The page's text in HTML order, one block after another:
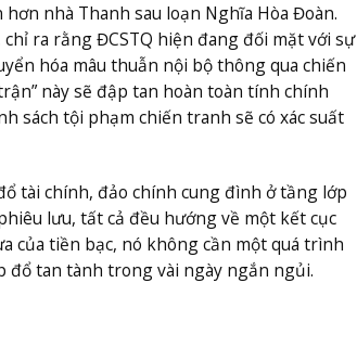
nhà Thanh sau loạn Nghĩa Hòa Đoàn.
ra rằng ĐCSTQ hiện đang đối mặt với sự
hóa mâu thuẫn nội bộ thông qua chiến
này sẽ đập tan hoàn toàn tính chính
sách tội phạm chiến tranh sẽ có xác suất
tài chính, đảo chính cung đình ở tầng lớp
lưu, tất cả đều hướng về một kết cục
của tiền bạc, nó không cần một quá trình
đổ tan tành trong vài ngày ngắn ngủi.